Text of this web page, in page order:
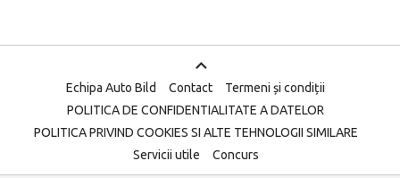
Echipa Auto Bild Contact
Termeni și condiții
POLITICA DE CONFIDENTIALITATE A DATELOR
POLITICA PRIVIND COOKIES SI ALTE TEHNOLOGII SIMILARE
Servicii utile
Concurs